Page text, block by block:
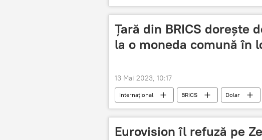
Ţară din BRICS dorește
la o moneda comună în
13 Mai 2023, 10:17
Internațional BRICS Dolar
Eurovision îl refuză pe